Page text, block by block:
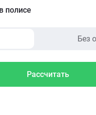
полисе
Без
Рассчитать